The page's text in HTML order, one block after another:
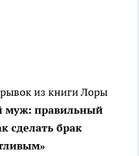
из книги Лоры
муж: правильный
сделать брак